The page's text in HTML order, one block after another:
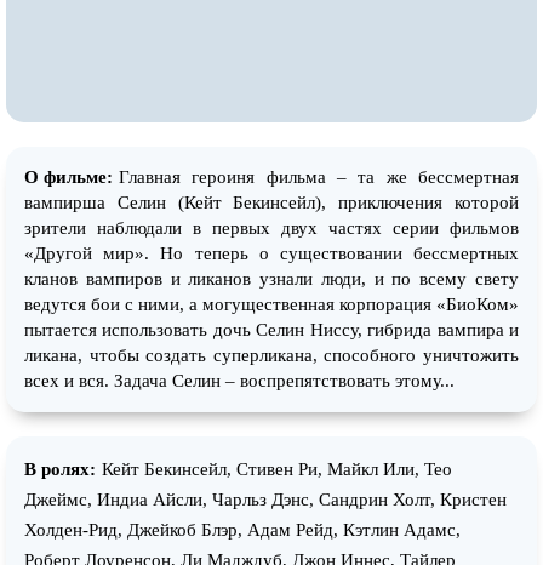
О фильме: Главная героиня фильма – та же бессмертная
вампирша Селин (Кейт Бекинсейл), приключения которой
зрители наблюдали в первых двух частях серии фильмов
«Другой мир». Но теперь о существовании бессмертных
кланов вампиров и ликанов узнали люди, и по всему свету
ведутся бои с ними, а могущественная корпорация «БиоКом»
пытается использовать дочь Селин Ниссу, гибрида вампира и
ликана, чтобы создать суперликана, способного уничтожить
всех и вся. Задача Селин – воспрепятствовать этому...
В ролях: Кейт Бекинсейл, Стивен Ри, Майкл Или, Тео
Джеймс, Индиа Айсли, Чарльз Дэнс, Сандрин Холт, Кристен
Холден-Рид, Джейкоб Блэр, Адам Рейд, Кэтлин Адамс,
Роберт Лоуренсон, Ли Мадждуб, Джон Иннес, Тайлер